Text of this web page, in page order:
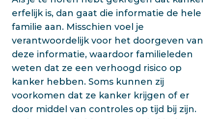
erfelijk is, dan gaat die informatie de hele
familie aan. Misschien voel je
verantwoordelijk voor het doorgeven van
deze informatie, waardoor familieleden
weten dat ze een verhoogd risico op
kanker hebben. Soms kunnen zij
voorkomen dat ze kanker krijgen of er
door middel van controles op tijd bij zijn.